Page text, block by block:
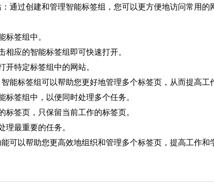
通过创建和管理智能标签组，您可以更方便地访问常用
标签组中。
应的智能标签组即可快速打开。
开特定标签组中的网站。
能标签组可以帮助您更好地管理多个标签页，从而提高
签组中，以便同时处理多个任务。
签页，只保留当前工作的标签页。
理最重要的任务。
可以帮助您更高效地组织和管理多个标签页，提高工作